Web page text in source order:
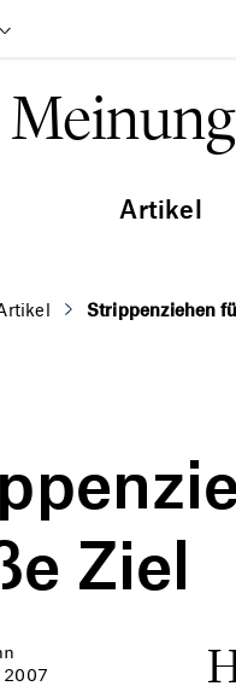
Artikel
Strippenziehen
Ziel